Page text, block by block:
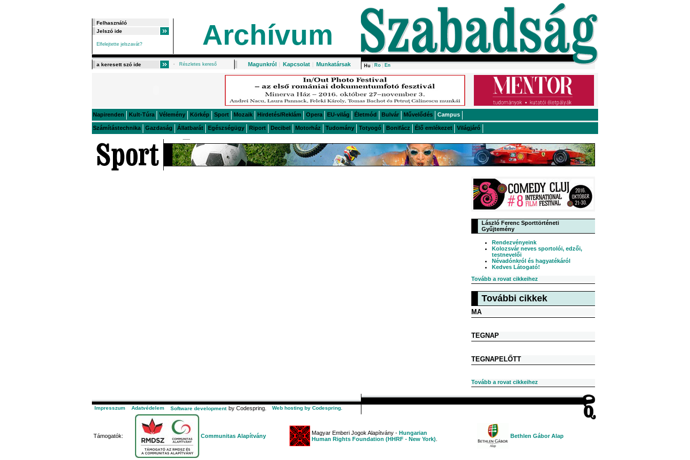
Elfelejtette jelszavát? Archívum
Részletes kereső Magunkról | Kapcsolat | Munkatársak Hu Ro En
Napirenden Kult-Túra Vélemény Körkép Sport Mozaik Hirdetés/Reklám Opera EU-világ Életmód Bulvár Művelődés Campus
Számítástechnika Gazdaság Állatbarát Egészségügy Riport Decibel Motorház Tudomány Totyogó Bonifácz Élő emlékezet Világjáró
László Ferenc Sporttörténeti
Gyűjtemény
Rendezvényeink
Kolozsvár neves sportolói, edzői,
testnevelői
Névadónkról és hagyatékáról
Kedves Látogató!
Tovább a rovat cikkeihez
További cikkek
MA
TEGNAP
TEGNAPELŐTT
Tovább a rovat cikkeihez
Impresszum Adatvédelem Software development by Codespring. Web hosting by Codespring.
Támogatók: Communitas Alapítvány Magyar Emberi Jogok Alapítvány - Hungarian
Human Rights Foundation (HHRF - New York)
Bethlen Gábor Alap